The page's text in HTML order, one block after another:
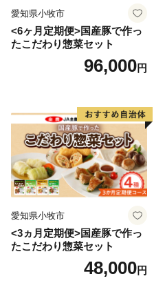
愛知県小牧市
<6ヶ月定期便>国産豚で作っ
たこだわり惣菜セット
96,000円
愛知県小牧市
<3ヵ月定期便>国産豚で作っ
たこだわり惣菜セット
48,000円